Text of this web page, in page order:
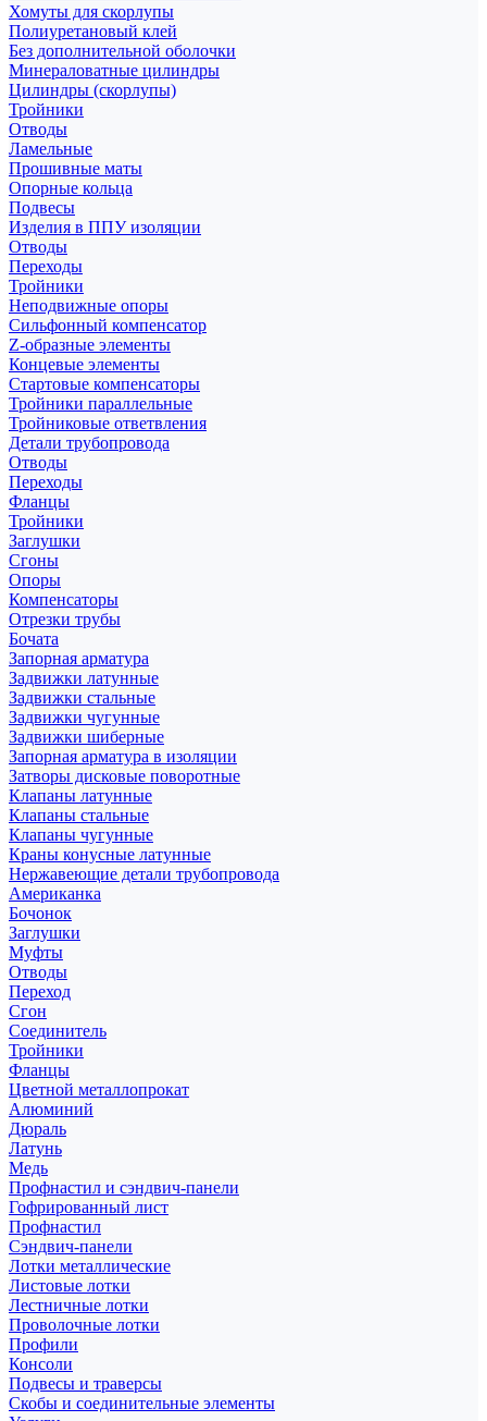
Хомуты для скорлупы
Полиуретановый клей
Без дополнительной оболочки
Минераловатные цилиндры
Цилиндры (скорлупы)
Тройники
Отводы
Ламельные
Прошивные маты
Опорные кольца
Подвесы
Изделия в ППУ изоляции
Отводы
Переходы
Тройники
Неподвижные опоры
Cильфонный компенсатор
Z-образные элементы
Концевые элементы
Стартовые компенсаторы
Тройники параллельные
Тройниковые ответвления
Детали трубопровода
Отводы
Переходы
Фланцы
Тройники
Заглушки
Сгоны
Опоры
Компенсаторы
Отрезки трубы
Бочата
Запорная арматура
Задвижки латунные
Задвижки стальные
Задвижки чугунные
Задвижки шиберные
Запорная арматура в изоляции
Затворы дисковые поворотные
Клапаны латунные
Клапаны стальные
Клапаны чугунные
Краны конусные латунные
Нержавеющие детали трубопровода
Американка
Бочонок
Заглушки
Муфты
Отводы
Переход
Сгон
Соединитель
Тройники
Фланцы
Цветной металлопрокат
Алюминий
Дюраль
Латунь
Медь
Профнастил и сэндвич-панели
Гофрированный лист
Профнастил
Сэндвич-панели
Лотки металлические
Листовые лотки
Лестничные лотки
Проволочные лотки
Профили
Консоли
Подвесы и траверсы
Скобы и соединительные элементы